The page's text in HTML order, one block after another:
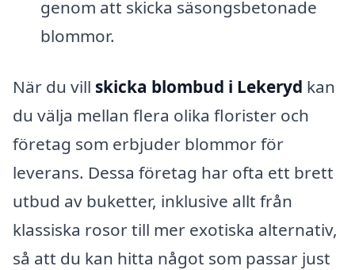
genom att skicka säsongsbetonade
blommor.
När du vill skicka blombud i Lekeryd kan
du välja mellan flera olika florister och
företag som erbjuder blommor för
leverans. Dessa företag har ofta ett brett
utbud av buketter, inklusive allt från
klassiska rosor till mer exotiska alternativ,
så att du kan hitta något som passar just